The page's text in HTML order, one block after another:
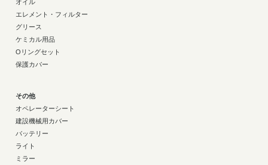
オイル
エレメント・フィルター
グリース
ケミカル用品
Oリングセット
保護カバー
その他
オペレーターシート
建設機械用カバー
バッテリー
ライト
ミラー